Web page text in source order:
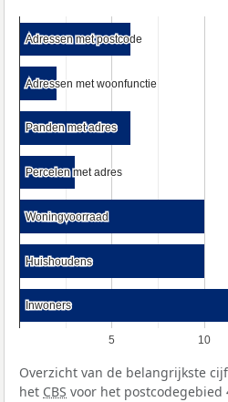
5 10
Adressen met postcode
Adressen met postcode
Adressen met woonfunctie
Adressen met woonfunctie
Panden met adres
Panden met adres
Percelen met adres
Percelen met adres
Woningvoorraad
Woningvoorraad
Huishoudens
Huishoudens
Inwoners
Inwoners
Overzicht van de belangrijkste
het CBS voor het postcodegebied